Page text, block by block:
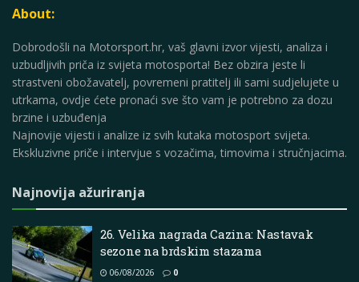
About:
Dobrodošli na Motorsport.hr, vaš glavni izvor vijesti, analiza i
uzbudljivih priča iz svijeta motosporta! Bez obzira jeste li
strastveni obožavatelj, povremeni pratitelj ili sami sudjelujete u
utrkama, ovdje ćete pronaći sve što vam je potrebno za dozu
brzine i uzbuđenja
Najnovije vijesti i analize iz svih kutaka motosport svijeta.
Ekskluzivne priče i intervjue s vozačima, timovima i stručnjacima.
Najnovija ažuriranja
26. Velika nagrada Cazina: Nastavak
sezone na brdskim stazama
06/08/2026 0